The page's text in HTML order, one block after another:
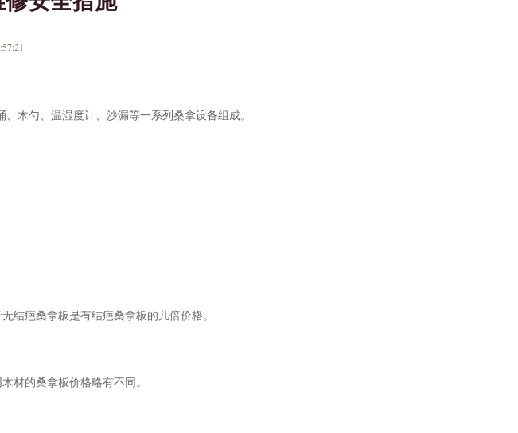
木勺、温湿度计、沙漏等一系列桑拿设备组成。
结疤桑拿板是有结疤桑拿板的几倍价格。
材的桑拿板价格略有不同。